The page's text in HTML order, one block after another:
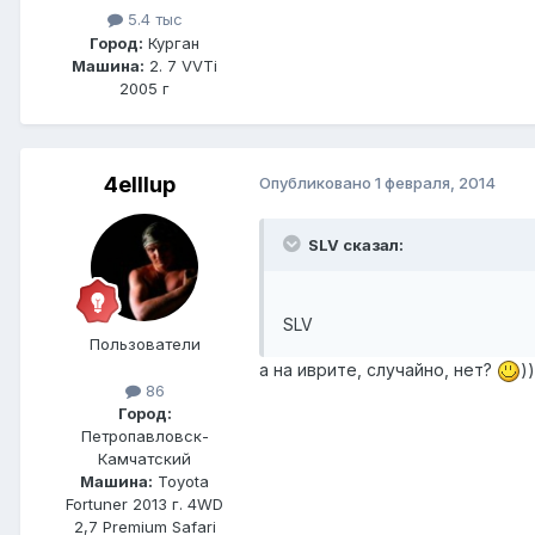
5.4 тыс
Город: Курган
Машина: 2. 7 VVTi
2005 г
4elllup
Пользователи
86
Город:
Петропавловск-
Камчатский
Машина: Toyota
Fortuner 2013 г. 4WD
2,7 Premium Safari
Опубликовано 1 февраля, 2014
SLV сказал:
SLV
а на иврите, случайно, нет?